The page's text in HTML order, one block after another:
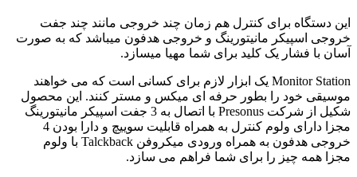
این دستگاه برای کنترل هم زمان چند خروجی مانند چند جفت
خروجی اسپیکر مانیتورینگ و خروجی هدفون میباشد که به صورت
آسان با فشار یک کلید برای شما مهیا میسازد.
Monitor Station یک ابزار لازم برای کسانی است که می خواهند
موسیقی خود را بطور حرفه ای میکس و مستر کنند. این محصول
شکیل از شرکت Presonus با اتصال به 3 جفت اسپیکر مانیتورینگ
مجزا دارای ولوم کنترل به همراه قابلیت سوییچ و دارا بودن 4
خروجی هدفون به همراه ورودی میکروفن Talckback با ولوم
مجزا همه چیز را برای شما فراهم می سازد.